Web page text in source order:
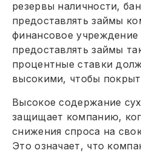
резервы наличности,
предоставлять займы
финансовое
предоставлять займы
процентные ставки
высокими, чтобы
Высокое содержание
защищает компанию,
снижения спроса на
Это означает, что